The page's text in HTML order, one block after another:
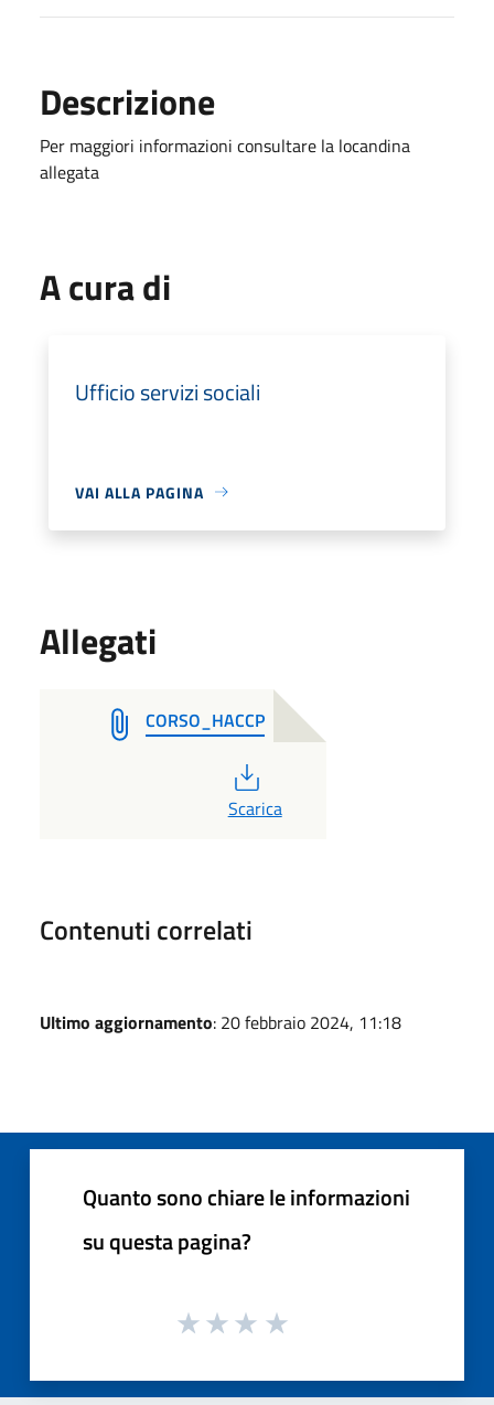
Descrizione
Per maggiori informazioni consultare la locandina
allegata
A cura di
Ufficio servizi sociali
VAI ALLA PAGINA
Allegati
CORSO_HACCP
PDF
Scarica
Contenuti correlati
Ultimo aggiornamento: 20 febbraio 2024, 11:18
Quanto sono chiare le informazioni
su questa pagina?